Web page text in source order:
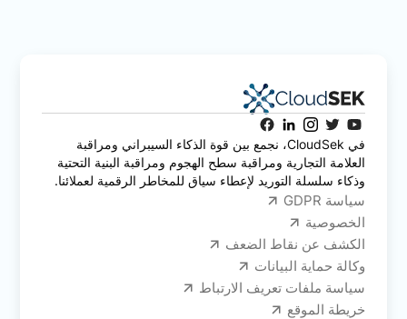
في CloudSek، نجمع بين قوة الذكاء السيبراني ومراقبة
العلامة التجارية ومراقبة سطح الهجوم ومراقبة البنية التحتية
وذكاء سلسلة التوريد لإعطاء سياق للمخاطر الرقمية لعملائنا.
سياسة GDPR
الخصوصية
الكشف عن نقاط الضعف
وكالة حماية البيانات
سياسة ملفات تعريف الارتباط
خريطة الموقع